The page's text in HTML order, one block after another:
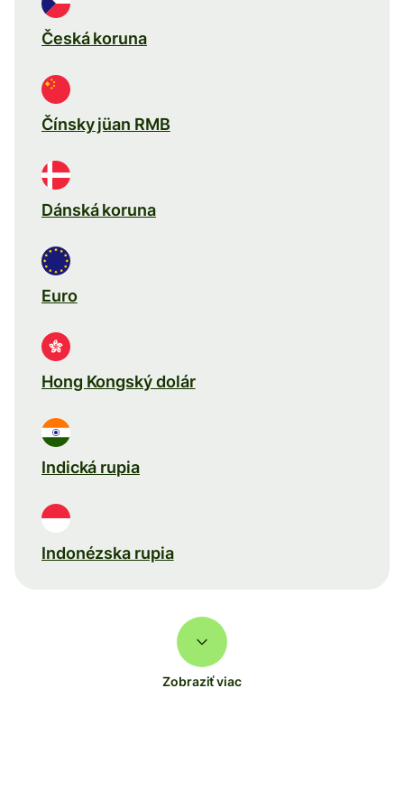
Česká koruna
Čínsky jüan RMB
Dánská koruna
Euro
Hong Kongský dolár
Indická rupia
Indonézska rupia
Zobraziť viac